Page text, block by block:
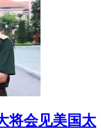
将会见美国太